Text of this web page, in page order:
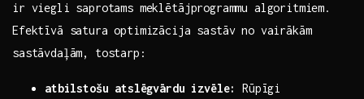
ir​ viegli ​saprotams meklētājprogrammu algoritmiem.
Efektīvā satura optimizācija sastāv no vairākām
sastāvdaļām, tostarp:
atbilstošu ‍atslēgvārdu izvēle:
Rūpīgi